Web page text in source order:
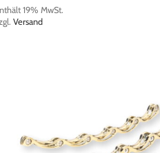
t-blade Schlittschuh -
t-blade Schlittschuh -
19% MwSt.
Versand